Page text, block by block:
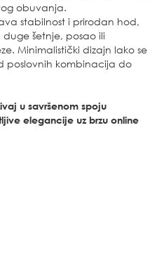
obuvanja.
stabilnost i prirodan hod,
šetnje, posao ili
Minimalistički dizajn lako se
poslovnih kombinacija do
u savršenom spoju
elegancije uz brzu online